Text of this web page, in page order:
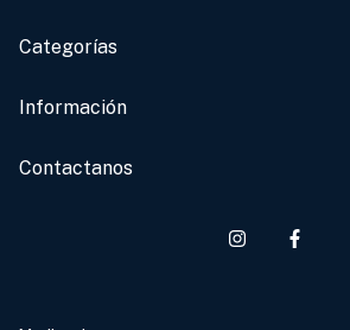
Categorías
Información
Contactanos